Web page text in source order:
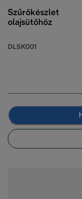
Szűrőkészlet
olajsütőhöz
DLSK001